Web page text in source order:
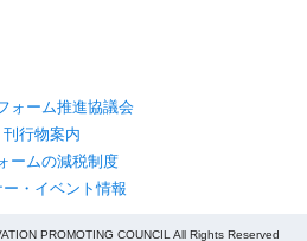
ォーム推進協議会
刊行物案内
ームの減税制度
ー・イベント情報
PROMOTING COUNCIL All Rights Reserved